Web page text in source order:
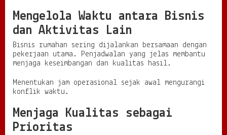
Mengelola Waktu antara Bisnis
dan Aktivitas Lain
Bisnis rumahan sering dijalankan bersamaan dengan
pekerjaan utama. Penjadwalan yang jelas membantu
menjaga keseimbangan dan kualitas hasil.
Menentukan jam operasional sejak awal mengurangi
konflik waktu.
Menjaga Kualitas sebagai
Prioritas